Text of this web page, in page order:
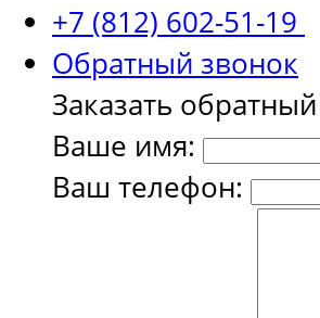
+7 (812) 602-51-19
Обратный звонок
Заказать
Ваше имя:
Ваш телефон: